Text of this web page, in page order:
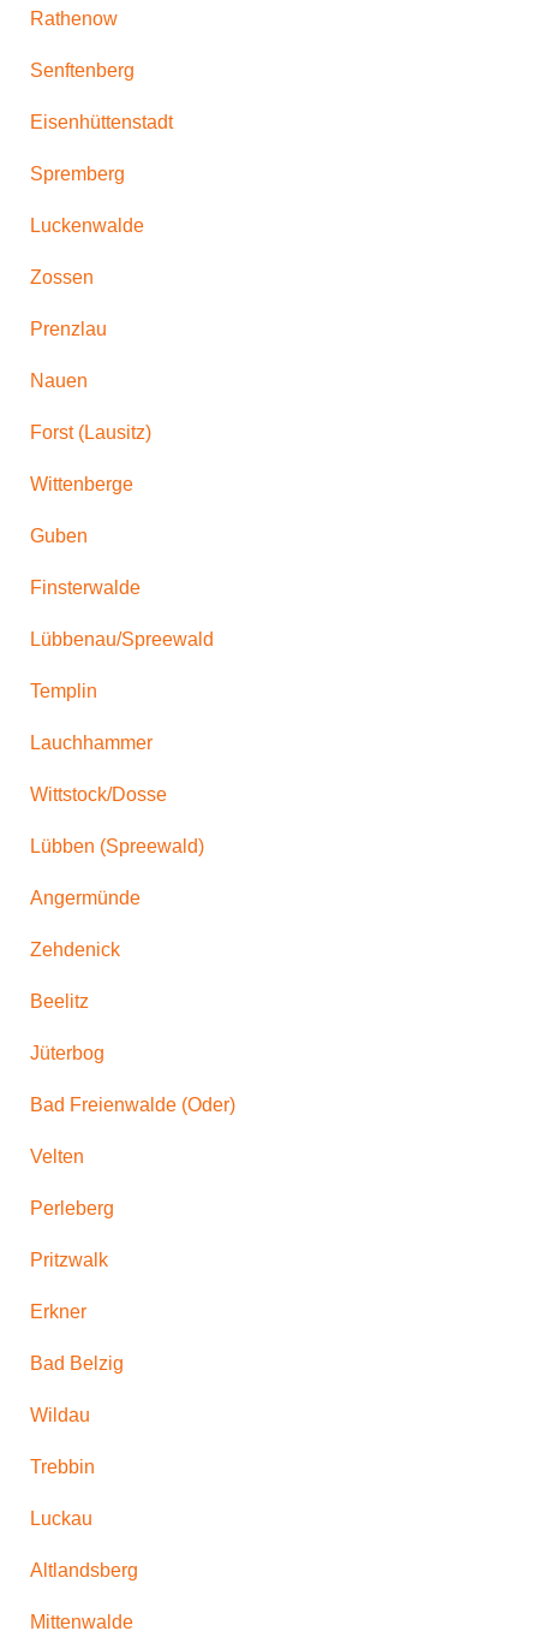
Rathenow
Senftenberg
Eisenhüttenstadt
Spremberg
Luckenwalde
Zossen
Prenzlau
Nauen
Forst (Lausitz)
Wittenberge
Guben
Finsterwalde
Lübbenau/Spreewald
Templin
Lauchhammer
Wittstock/Dosse
Lübben (Spreewald)
Angermünde
Zehdenick
Beelitz
Jüterbog
Bad Freienwalde (Oder)
Velten
Perleberg
Pritzwalk
Erkner
Bad Belzig
Wildau
Trebbin
Luckau
Altlandsberg
Mittenwalde